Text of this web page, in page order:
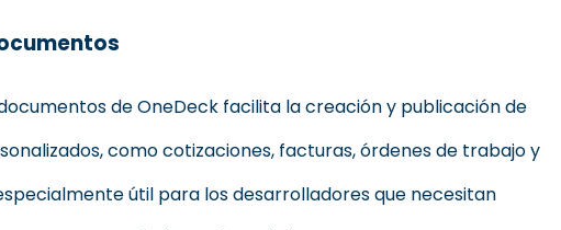
de OneDeck facilita la creación y publicación de
como cotizaciones, facturas, órdenes de trabajo y
útil para los desarrolladores que necesitan